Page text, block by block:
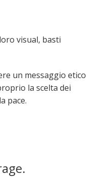
visual, basti
un messaggio etico
la scelta dei
pace.